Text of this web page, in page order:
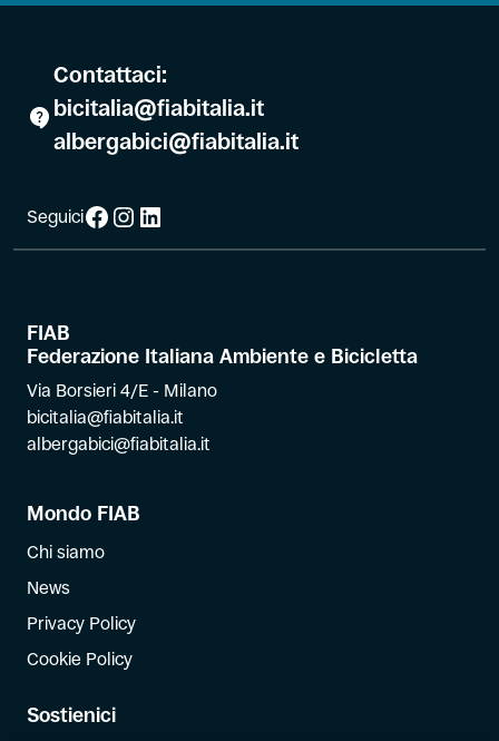
Contattaci:
bicitalia@fiabitalia.it
albergabici@fiabitalia.it
SeguiciFacebook
Instagram
LinkedIn
FIAB
Federazione Italiana Ambiente e Bicicletta
Via Borsieri 4/E - Milano
bicitalia@fiabitalia.it
albergabici@fiabitalia.it
Mondo FIAB
Chi siamo
News
Privacy Policy
Cookie Policy
Sostienici